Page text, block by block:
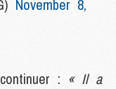
November 8,
: « Il a